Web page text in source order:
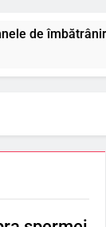
a pielii?